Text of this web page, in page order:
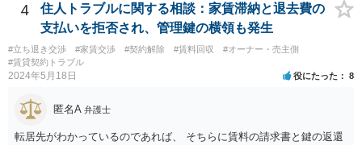
4
住人トラブルに関する相談：家賃滞納と退去費の
支払いを拒否され、管理鍵の横領も発生
#立ち退き交渉 #家賃交渉 #契約解除 #賃料回収
#オーナー・売主側
#賃貸契約トラブル
2024年5月18日 役にたった 8
匿名A 弁護士
転居先がわかっているのであれば、 そちらに賃料の請求書と鍵の返還